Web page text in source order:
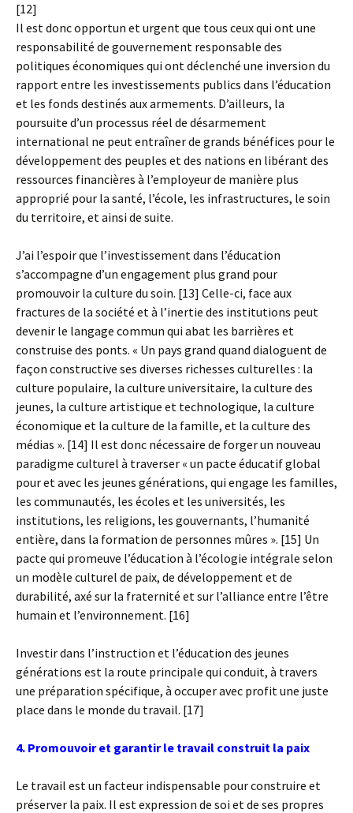
[12]
Il est donc opportun et urgent que tous ceux qui ont une
responsabilité de gouvernement responsable des
politiques économiques qui ont déclenché une inversion du
rapport entre les investissements publics dans l’éducation
et les fonds destinés aux armements. D’ailleurs, la
poursuite d’un processus réel de désarmement
international ne peut entraîner de grands bénéfices pour le
développement des peuples et des nations en libérant des
ressources financières à l’employeur de manière plus
approprié pour la santé, l’école, les infrastructures, le soin
du territoire, et ainsi de suite.
J’ai l’espoir que l’investissement dans l’éducation
s’accompagne d’un engagement plus grand pour
promouvoir la culture du soin. [13] Celle-ci, face aux
fractures de la société et à l’inertie des institutions peut
devenir le langage commun qui abat les barrières et
construise des ponts. « Un pays grand quand dialoguent de
façon constructive ses diverses richesses culturelles : la
culture populaire, la culture universitaire, la culture des
jeunes, la culture artistique et technologique, la culture
économique et la culture de la famille, et la culture des
médias ». [14] Il est donc nécessaire de forger un nouveau
paradigme culturel à traverser « un pacte éducatif global
pour et avec les jeunes générations, qui engage les familles,
les communautés, les écoles et les universités, les
institutions, les religions, les gouvernants, l’humanité
entière, dans la formation de personnes mûres ». [15] Un
pacte qui promeuve l’éducation à l’écologie intégrale selon
un modèle culturel de paix, de développement et de
durabilité, axé sur la fraternité et sur l’alliance entre l’être
humain et l’environnement. [16]
Investir dans l’instruction et l’éducation des jeunes
générations est la route principale qui conduit, à travers
une préparation spécifique, à occuper avec profit une juste
place dans le monde du travail. [17]
4. Promouvoir et garantir le travail construit la paix
Le travail est un facteur indispensable pour construire et
préserver la paix. Il est expression de soi et de ses propres